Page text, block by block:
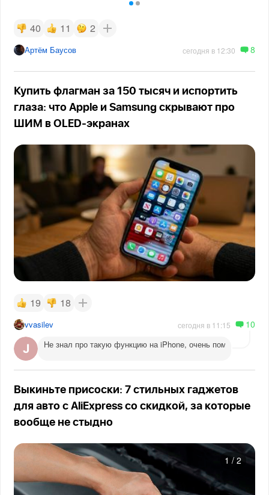
40 11 2
Артём Баусов сегодня в 12:30 8
Купить флагман за 150 тысяч и испортить
глаза: что Apple и Samsung скрывают про
ШИМ в OLED-экранах
19 18
vvasilev сегодня в 11:15 10
Не знал про такую функцию на iPhone, очень помогает
Выкиньте присоски: 7 стильных гаджетов
для авто с AliExpress со скидкой, за которые
вообще не стыдно
1 / 2